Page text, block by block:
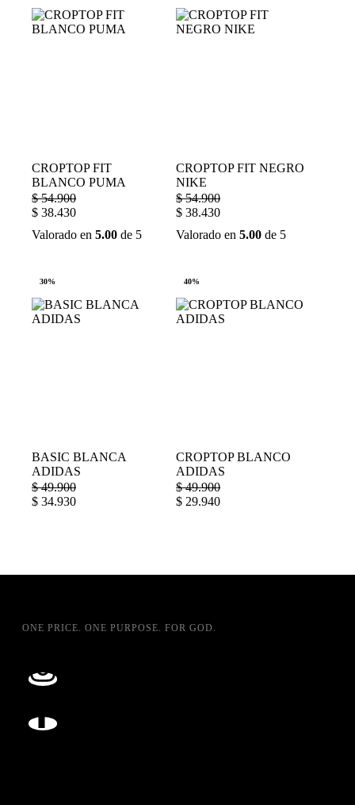
CROPTOP FIT
BLANCO PUMA
$54.900
$ 38.430
Valorado en 5.00 de 5
CROPTOP FIT NEGRO
NIKE
$54.900
$ 38.430
Valorado en5.00 de 5
30%
BASIC BLANCA
ADIDAS
$49.900
$ 34.930
40%
CROPTOP BLANCO
ADIDAS
$49.900
$ 29.940
ONE PRICE. ONE PURPOSE. FOR GOD.